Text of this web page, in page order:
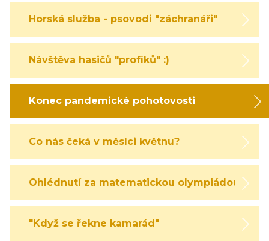
Horská služba - psovodi "záchranáři"
Návštěva hasičů "profíků" :)
Konec pandemické pohotovosti
Co nás čeká v měsíci květnu?
Ohlédnutí za matematickou olympiádou
"Když se řekne kamarád"